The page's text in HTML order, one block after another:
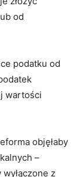
od
podatku od
wartości
objęłaby
–
z